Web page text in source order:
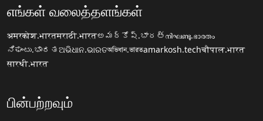
எங்கள் வலைத்தளங்கள்
अमरकोश.भारतमराठी.भारतఅమర్కోష్.భారత్നിഘണ്ടു.ഭാരതം
ನಿಘಂಟು.ಭಾರತଅଭିଧାନ.ଭାରତঅভিধান.ভারতamarkosh.techचौपाल.भारत
सारथी.भारत
பின்பற்றவும்